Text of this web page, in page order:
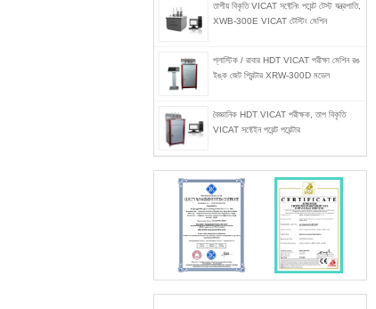
তাপীয় বিকৃতি VICAT সফ্টেনিং পয়েন্ট টেস্ট যন্ত্রপাতি,
XWB-300E VICAT টেস্টিং মেশিন
প্লাস্টিক / রাবার HDT VICAT পরীক্ষা মেশিন রঙ
ইঙ্ক জেট প্রিন্টার XRW-300D মডেল
বৈজ্ঞানিক HDT VICAT পরীক্ষক, তাপ বিকৃতি
VICAT সফ্টেইন পয়েন্ট পয়েন্টার